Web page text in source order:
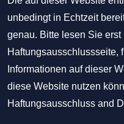
unbedingt in Echtzeit
genau. Bitte lesen Sie erst
Haftungsausschlussseite,
Informationen auf dieser
diese Website nutzen
Haftungsausschluss and